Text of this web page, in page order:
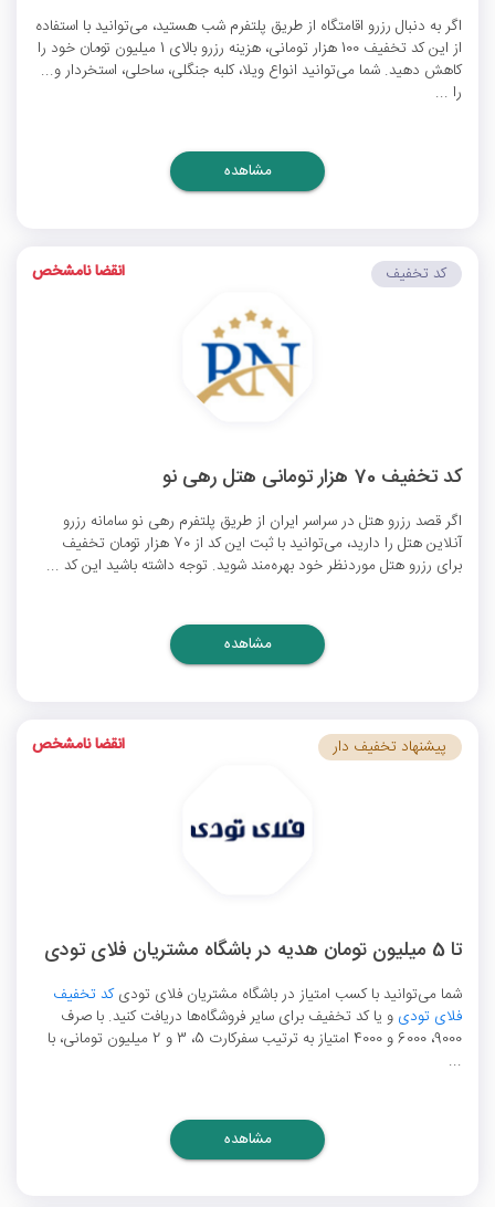
اگر به دنبال رزرو اقامتگاه از طریق پلتفرم شب هستید، می‌توانید با استفاده
از این کد تخفیف 100 هزار تومانی، هزینه رزرو بالای 1 میلیون تومان خود را
کاهش دهید. شما می‌توانید انواع ویلا، کلبه جنگلی، ساحلی، استخردار و...
را ...
مشاهده
کد تخفیف 70 هزار تومانی هتل رهی نو
اگر قصد رزرو هتل‌ در سراسر ایران از طریق پلتفرم رهی نو سامانه رزرو
آنلاین هتل را دارید، می‌توانید با ثبت این کد از 70 هزار تومان تخفیف
برای رزرو هتل موردنظر خود بهره‌مند شوید. توجه داشته باشید این کد ...
کد تخفیف انقضا نامشخص
مشاهده
تا 5 میلیون تومان هدیه در باشگاه مشتریان فلای تودی
شما می‌توانید با کسب امتیاز در باشگاه مشتریان فلای تودیکد تخفیف
فلای تودی و یا کد تخفیف برای سایر فروشگاه‌ها دریافت کنید. با صرف
9000، 6000 و 4000 امتیاز به ترتیب سفرکارت 5، 3 و 2 میلیون تومانی، با
...
پیشنهاد تخفیف دار انقضا نامشخص
مشاهده